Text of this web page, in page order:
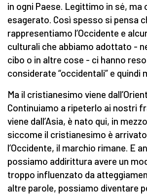
in ogni Paese. Legittimo in sé, ma
esagerato. Così spesso si pensa
rappresentiamo l’Occidente e
culturali che abbiamo adottato -
cibo o in altre cose - ci hanno
considerate “occidentali” e quindi
Ma il cristianesimo viene
Continuiamo a ripeterlo ai nostri
viene dall’Asia, è nato qui, in
siccome il cristianesimo è
l’Occidente, il marchio rimane. E
possiamo addirittura avere un
troppo influenzato da
altre parole, possiamo diventare